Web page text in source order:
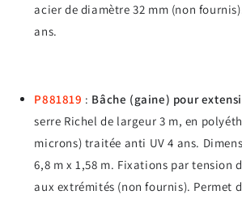
acier de diamètre 32 mm (non
ans.
P881819 : Bâche (gaine) pour
serre Richel de largeur 3 m, en
microns) traitée anti UV 4 ans.
6,8 m x 1,58 m. Fixations par tension
aux extrémités (non fournis). Permet